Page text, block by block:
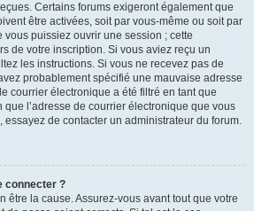
Certains forums exigeront également que
être activées, soit par vous-même ou soit par
vous puissiez ouvrir une session ; cette
de votre inscription. Si vous aviez reçu un
les instructions. Si vous ne recevez pas de
probablement spécifié une mauvaise adresse
courrier électronique a été filtré en tant que
que l’adresse de courrier électronique que vous
essayez de contacter un administrateur du forum.
connecter ?
être la cause. Assurez-vous avant tout que votre